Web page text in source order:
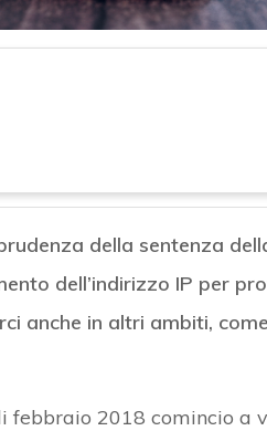
della sentenza
dell’indirizzo IP per
anche in altri ambiti,
febbraio 2018 comincio a